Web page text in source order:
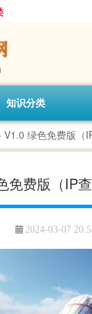
知识分类
V1.0 绿色免费版（
免费版（IP
2024-03-07